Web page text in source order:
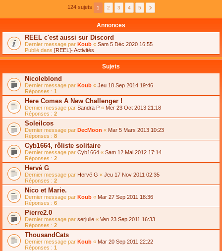
124 sujets 1 2 3 4 5
Annonces
REEL c'est aussi sur Discord
Dernier message par Koub « Sam 5 Déc 2020 16:55
Publié dans [REEL]- Activités
Sujets
Nicoleblond
Dernier message par Koub « Jeu 18 Sep 2014 19:46
Réponses : 1
Here Comes A New Challenger !
Dernier message par Sandra P « Mer 23 Oct 2013 21:18
Réponses : 2
Soleilcos
Dernier message par DecMoon « Mar 5 Mars 2013 10:23
Réponses : 8
Cyb1664, rôliste solitaire
Dernier message par Cyb1664 « Sam 12 Mai 2012 17:14
Réponses : 2
Hervé G
Dernier message par Hervé G « Jeu 17 Nov 2011 02:35
Réponses : 2
Nico et Marie.
Dernier message par Koub « Mar 27 Sep 2011 18:36
Réponses : 6
Pierre2.0
Dernier message par serjulie « Ven 23 Sep 2011 16:33
Réponses : 2
ThousandCats
Dernier message par Koub « Mar 20 Sep 2011 22:22
Réponses : 1